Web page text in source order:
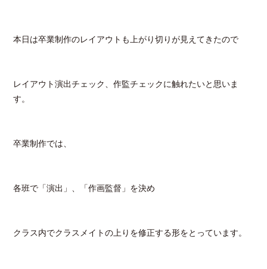
本日は卒業制作のレイアウトも上がり切りが見えてきたので
レイアウト演出チェック、作監チェックに触れたいと思いま
す。
卒業制作では、
各班で「演出」、「作画監督」を決め
クラス内でクラスメイトの上りを修正する形をとっています。